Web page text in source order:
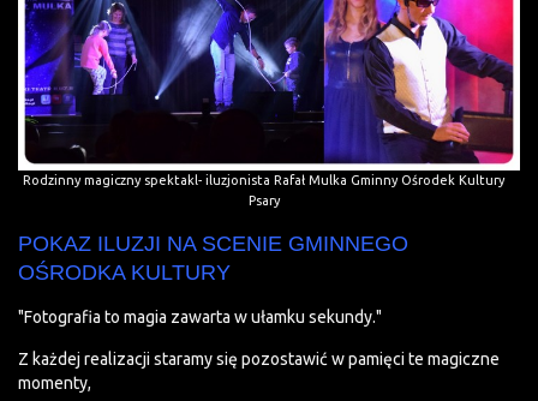
Rodzinny magiczny spektakl- iluzjonista Rafał Mulka Gminny Ośrodek Kultury
Psary
POKAZ ILUZJI NA SCENIE GMINNEGO
OŚRODKA KULTURY
"Fo­tog­ra­fia to ma­gia za­war­ta w ułam­ku sekundy."
Z każdej realizacji staramy się pozostawić w pamięci te magiczne
momenty,